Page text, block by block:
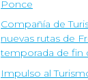
Ponce
Compañía de
nuevas rutas de
temporada de fin
Impulso al